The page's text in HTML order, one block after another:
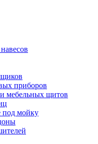
приборов
мебельных щитов
мойку